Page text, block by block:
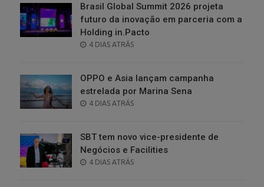
Brasil Global Summit 2026 projeta
futuro da inovação em parceria com a
Holding in.Pacto
POSTED
4 DIAS ATRÁS
OPPO e Asia lançam campanha
estrelada por Marina Sena
POSTED
4 DIAS ATRÁS
SBT tem novo vice-presidente de
Negócios e Facilities
POSTED
4 DIAS ATRÁS